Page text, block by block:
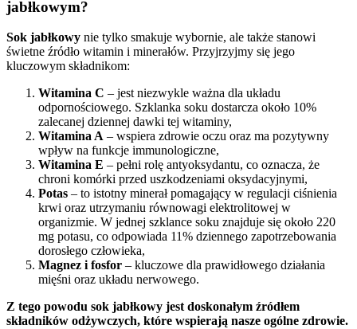
jabłkowym?
Sok jabłkowy nie tylko smakuje wybornie, ale także stanowi
świetne źródło witamin i minerałów. Przyjrzyjmy się jego
kluczowym składnikom:
Witamina C – jest niezwykle ważna dla układu
odpornościowego. Szklanka soku dostarcza około 10%
zalecanej dziennej dawki tej witaminy,
Witamina A – wspiera zdrowie oczu oraz ma pozytywny
wpływ na funkcje immunologiczne,
Witamina E – pełni rolę antyoksydantu, co oznacza, że
chroni komórki przed uszkodzeniami oksydacyjnymi,
Potas – to istotny minerał pomagający w regulacji ciśnienia
krwi oraz utrzymaniu równowagi elektrolitowej w
organizmie. W jednej szklance soku znajduje się około 220
mg potasu, co odpowiada 11% dziennego zapotrzebowania
dorosłego człowieka,
Magnez i fosfor – kluczowe dla prawidłowego działania
mięśni oraz układu nerwowego.
Z tego powodu sok jabłkowy jest doskonałym źródłem
składników odżywczych, które wspierają nasze ogólne zdrowie.